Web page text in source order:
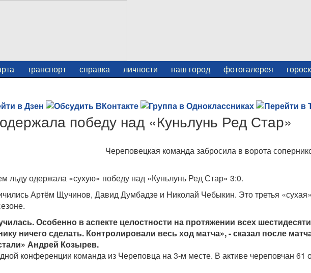
транспорт справка личности наш город фотогалерея
победу над «Куньлунь Ред Стар»
Череповецкая команда забросила в ворота
льду одержала «сухую» победу над «Куньлунь Ред Стар» 3:0.
Артём Щучинов, Давид Думбадзе и Николай Чебыкин. Это третья
Особенно в аспекте целостности на протяжении всех
ничего сделать. Контролировали весь ход матча», - сказал после
Андрей Козырев.
конференции команда из Череповца на 3-м месте. В активе череповчан 61